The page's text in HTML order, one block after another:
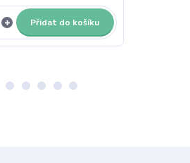
Přidat do košíku